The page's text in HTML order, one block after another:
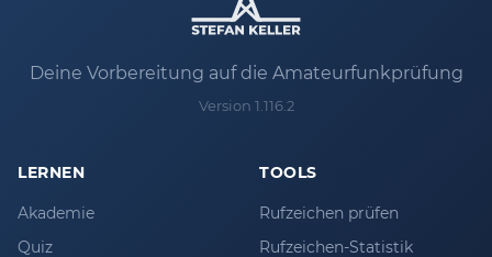
Deine Vorbereitung auf die Amateurfunkprüfung
Version 1.116.2
LERNEN
Akademie
Quiz
TOOLS
Rufzeichen prüfen
Rufzeichen-Statistik